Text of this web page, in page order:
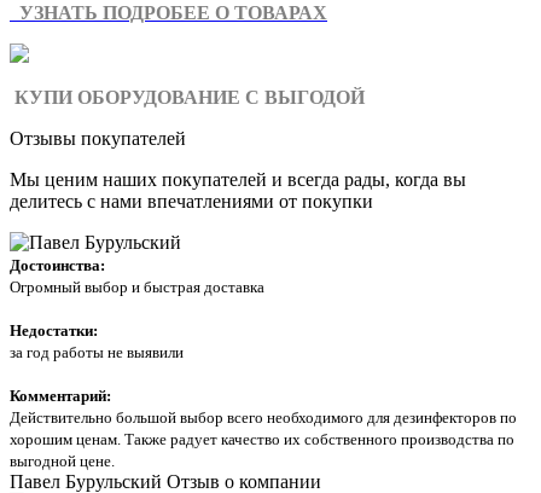
УЗНАТЬ ПОДРОБЕЕ О ТОВАРАХ
КУПИ ОБОРУДОВАНИЕ С ВЫГОДОЙ
Отзывы покупателей
Мы ценим наших покупателей и всегда рады, когда вы
делитесь с нами впечатлениями от покупки
Достоинства:
Огромный выбор и быстрая доставка
Недостатки:
за год работы не выявили
Комментарий:
Действительно большой выбор всего необходимого для дезинфекторов по
хорошим ценам. Также радует качество их собственного производства по
выгодной цене.
Павел Бурульский Отзыв о компании